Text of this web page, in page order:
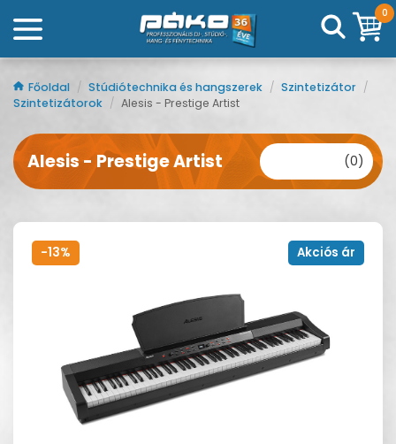
0
Főoldal / Stúdiótechnika és hangszerek / Szintetizátor /
Szintetizátorok / Alesis - Prestige Artist
Alesis - Prestige Artist (0)
-13% Akciós ár